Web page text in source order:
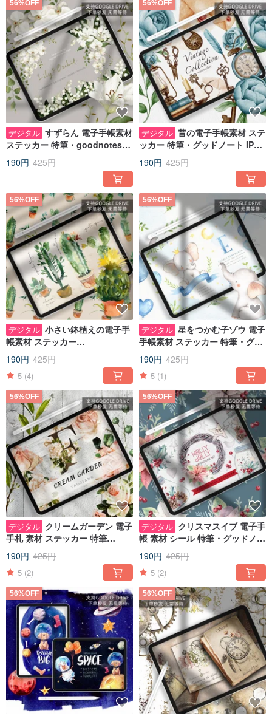
56%OFF
デジタル すずらん 電子手帳素材
ステッカー 特筆・goodnotes
IPADノート手帳
190円 425円
56%OFF
デジタル 昔の電子手帳素材 ステ
ッカー 特筆・グッドノート IPAD
ノート手帳
190円 425円
56%OFF
デジタル 小さい鉢植えの電子手
帳素材 ステッカー
notability/goodnotes IPAD
notes
190円 425円
5 (4)
56%OFF
デジタル 星をつかむ子ゾウ 電子
手帳素材 ステッカー 特筆・グッ
ドノート IPADノート
190円 425円
5 (1)
56%OFF
デジタル クリームガーデン 電子
手札 素材 ステッカー 特筆
性/goodnotes IPAD note 手札
190円 425円
5 (2)
56%OFF
デジタル クリスマスイブ 電子手
帳 素材 シール 特筆・グッドノー
ト IPADノート ハンドブック
190円 425円
5 (2)
56%OFF 56%OFF